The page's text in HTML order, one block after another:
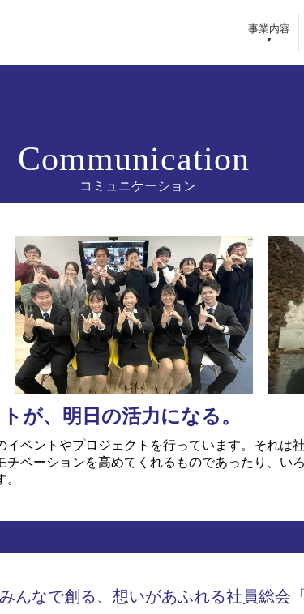
事業内容
サービスセンター
キャリアプラン
教育・研修
コミュニケーション
求人情報一覧
シー
トに対する基本方針
サイトマップ
Communication
コミュニケーション
が、明日の活力になる。
ベントやプロジェクトを行っています。それは
ベーションを高めてくれるものであったり、い
みんなで創る、想いがあふれる社員総会